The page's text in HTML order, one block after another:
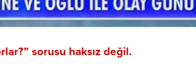
sorusu haksız değil.